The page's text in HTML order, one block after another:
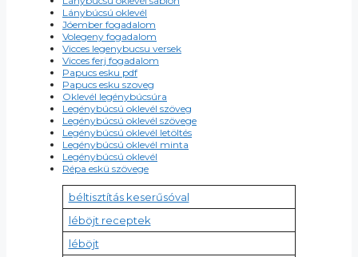
Lánybúcsú oklevél
Jóember fogadalom
Volegeny fogadalom
Vicces legenybucsu versek
Vicces ferj fogadalom
Papucs esku pdf
Papucs esku szoveg
Oklevél legénybúcsúra
Legénybúcsú oklevél szöveg
Legénybúcsú oklevél szövege
Legénybúcsú oklevél letöltés
Legénybúcsú oklevél minta
Legénybúcsú oklevél
Répa eskü szövege
béltisztítás keserűsóval
léböjt receptek
léböjt